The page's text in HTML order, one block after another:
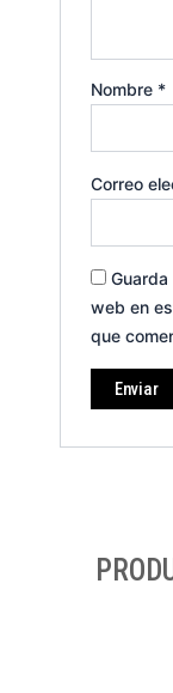
Nombre *
Correo
web en
que